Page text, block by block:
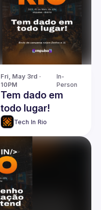
Fri, May 3rd ·
10PM
In-
Person
Tem dado em
todo lugar!
Tech In Rio